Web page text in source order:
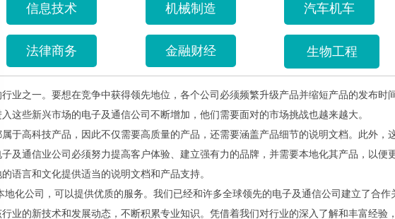
信息技术 汽车机车
机械制造
法律商务 金融财经 生物工程
之一。要想在竞争中获得领先地位，各个公司必须频繁升级产品并缩短产品的发布时
这些新兴市场的电子及通信公司不断增加，他们需要面对的市场挑战也越来越大。
属于高科技产品，因此不仅需要高质量的产品，还需要涵盖产品细节的说明文档。此外
子及通信业公司必须努力提高客户体验、建立强有力的品牌，并需要本地化其产品，以
语言和文化提供适当的说明文档和产品支持。
地化公司，可以提供优质的服务。我们已经和许多全球领先的电子及通信公司建立了合
业的新技术和发展动态，不断积累专业知识。凭借着我们对行业的深入了解和丰富经验